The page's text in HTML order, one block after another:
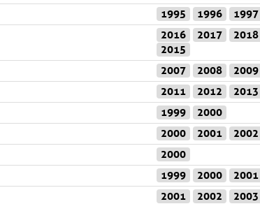
1995 1996 1997
2016 2017 2018
2015
2007 2008 2009
2011 2012 2013
1999
2000
2000 2001 2002
2000
1999 2000 2001
2001 2002
2003